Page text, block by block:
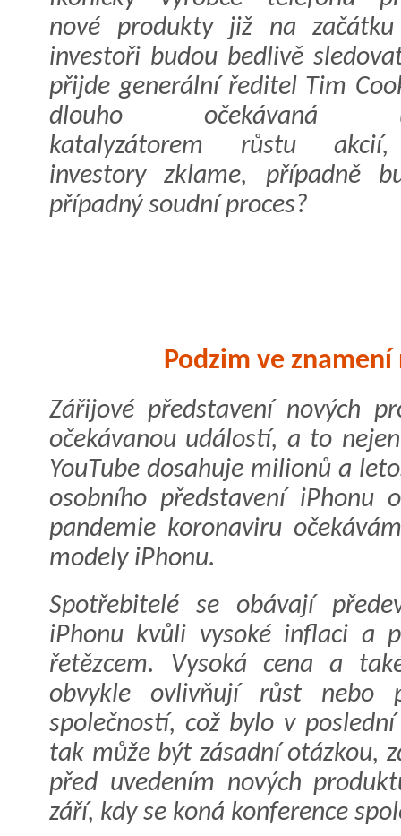
nové produkty již na
investoři budou bedlivě
přijde generální ředitel Tim
dlouho očekávaná
katalyzátorem růstu
investory zklame, případně
případný soudní proces?
Podzim ve
Zářijové představení nových
očekávanou událostí, a to
YouTube dosahuje milionů a
osobního představení iPhonu
pandemie koronaviru
modely iPhonu.
Spotřebitelé se obávají
iPhonu kvůli vysoké inflaci a
řetězcem. Vysoká cena a
obvykle ovlivňují růst nebo
společností, což bylo v
tak může být zásadní otázkou,
před uvedením nových
září, kdy se koná konference